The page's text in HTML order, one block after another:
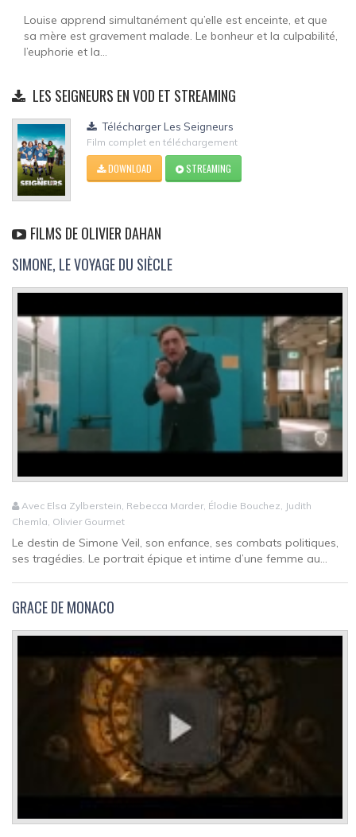
Louise apprend simultanément qu’elle est enceinte, et que
sa mère est gravement malade. Le bonheur et la culpabilité,
l’euphorie et la...
LES SEIGNEURS EN VOD ET STREAMING
Télécharger Les Seigneurs
Film complet en téléchargement
DOWNLOAD STREAMING
FILMS DE OLIVIER DAHAN
SIMONE, LE VOYAGE DU SIÈCLE
Avec Elsa Zylberstein, Rebecca Marder, Élodie Bouchez, Judith
Chemla, Olivier Gourmet
Le destin de Simone Veil, son enfance, ses combats politiques,
ses tragédies. Le portrait épique et intime d’une femme au...
GRACE DE MONACO